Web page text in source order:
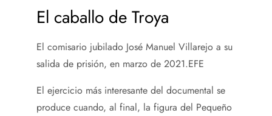
El caballo de Troya
El comisario jubilado José Manuel Villarejo a su
salida de prisión, en marzo de 2021.EFE
El ejercicio más interesante del documental se
produce cuando, al final, la figura del Pequeño